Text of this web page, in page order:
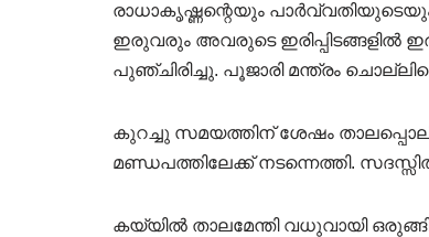
രാധാകൃഷ്ണന്റെയും
ഇരുവരും അവരുടെ
പുഞ്ചിരിച്ചു. പൂജാരി മന്ത്രം
കുറച്ചു സമയത്തിന് ശേഷം
മണ്ഡപത്തിലേക്ക് നടന്നെത്തി.
കയ്യിൽ താലമേന്തി വധുവായി